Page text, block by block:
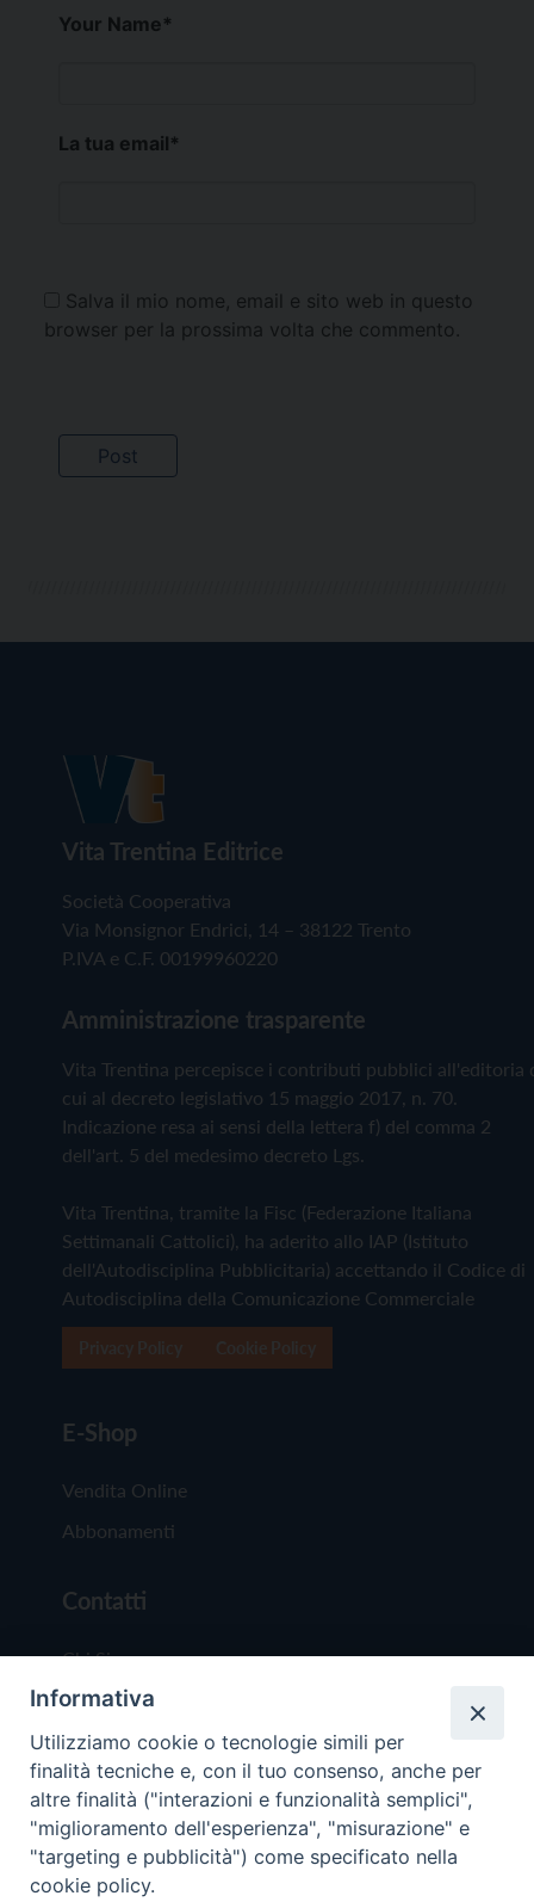
Your Name*
La tua email*
Salva il mio nome, email e sito web in questo
browser per la prossima volta che commento.
Vita Trentina Editrice
Società Cooperativa
Via Monsignor Endrici, 14 – 38122 Trento
P.IVA e C.F. 00199960220
Amministrazione trasparente
Vita Trentina percepisce i contributi pubblici all'editoria
cui al decreto legislativo 15 maggio 2017, n. 70.
Indicazione resa ai sensi della lettera f) del comma 2
dell'art. 5 del medesimo decreto Lgs.
Vita Trentina, tramite la Fisc (Federazione Italiana
Settimanali Cattolici), ha aderito allo IAP (Istituto
dell'Autodisciplina Pubblicitaria) accettando il Codice di
Autodisciplina della Comunicazione Commerciale
E-Shop
Vendita Online
Abbonamenti
Contatti
Chi Siamo
Redazione
Scrivici
Copyright © 2019 - Tutti i diritti riservati - Vita
Informativa
Utilizziamo cookie o tecnologie simili per
finalità tecniche e, con il tuo consenso, anche per
altre finalità ("interazioni e funzionalità semplici",
"miglioramento dell'esperienza", "misurazione" e
"targeting e pubblicità") come specificato nella
cookie policy.